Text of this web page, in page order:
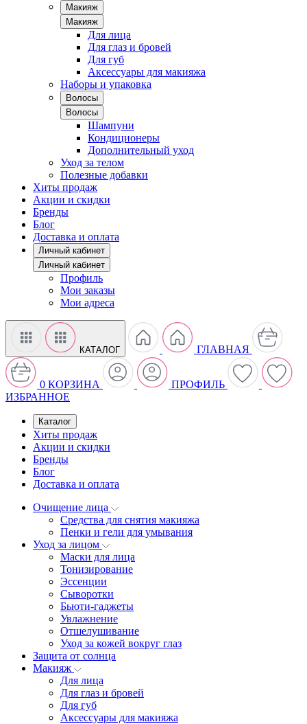
Макияж
Макияж
Для лица
Для глаз и бровей
Для губ
Аксессуары для макияжа
Наборы и упаковка
Волосы
Волосы
Шампуни
Кондиционеры
Дополнительный уход
Уход за телом
Полезные добавки
Хиты продаж
Акции и скидки
Бренды
Блог
Доставка и оплата
Личный кабинет
Личный кабинет
Профиль
Мои заказы
Мои адреса
КАТАЛОГ ГЛАВНАЯ
0 КОРЗИНА
ПРОФИЛЬ
ИЗБРАННОЕ
Каталог
Хиты продаж
Акции и скидки
Бренды
Блог
Доставка и оплата
Очищение лица
Средства для снятия макияжа
Пенки и гели для умывания
Уход за лицом
Маски для лица
Тонизирование
Эссенции
Сыворотки
Бьюти-гаджеты
Увлажнение
Отшелушивание
Уход за кожей вокруг глаз
Защита от солнца
Макияж
Для лица
Для глаз и бровей
Для губ
Аксессуары для макияжа